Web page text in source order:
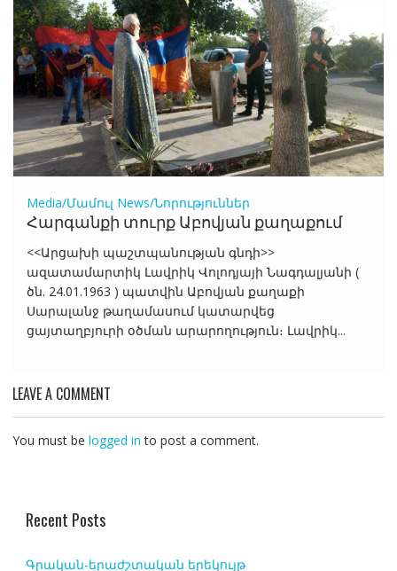
Media/Մամուլ News/Նորություններ
Հարգանքի տուրք Աբովյան քաղաքում
<<Արցախի պաշտպանության գնդի>>
ազատամարտիկ Լավրիկ Վոլոդյայի Նագդալյանի (
ծն. 24.01.1963 ) պատվին Աբովյան քաղաքի
Սարալանջ թաղամասում կատարվեց
ցայտաղբյուրի օծման արարողություն։ Լավրիկ...
LEAVE A COMMENT
You must be logged in to post a comment.
Recent Posts
Գրական-երաժշտական երեկույթ